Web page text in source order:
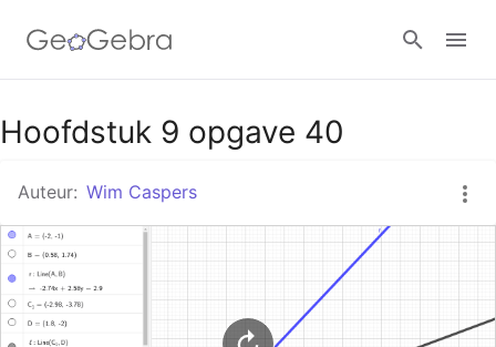
Google Classroom
GeoGebra Klaslokaal
Hoofdstuk 9 opgave 40
Auteur: Wim Caspers